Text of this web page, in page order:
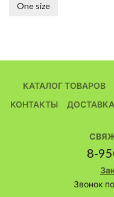
One size
КАТАЛОГ ТОВАРОВ
КОНТАКТЫ
8-
Звонок